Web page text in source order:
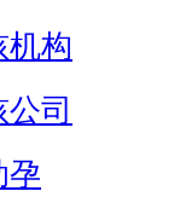
机构
司
孕